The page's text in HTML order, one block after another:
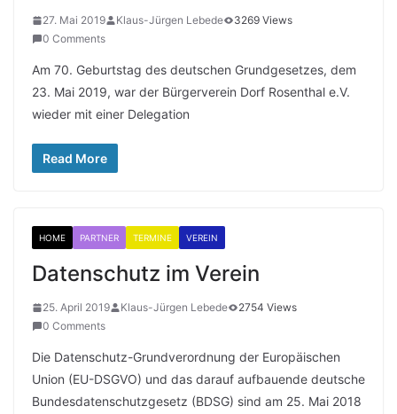
27. Mai 2019 Klaus-Jürgen Lebede
3269 Views
0 Comments
Am 70. Geburtstag des deutschen Grundgesetzes, dem
23. Mai 2019, war der Bürgerverein Dorf Rosenthal e.V.
wieder mit einer Delegation
Read More
HOME PARTNER TERMINE VEREIN
Datenschutz im Verein
25. April 2019 Klaus-Jürgen Lebede
2754 Views
0 Comments
Die Datenschutz-Grundverordnung der Europäischen
Union (EU-DSGVO) und das darauf aufbauende deutsche
Bundesdatenschutzgesetz (BDSG) sind am 25. Mai 2018